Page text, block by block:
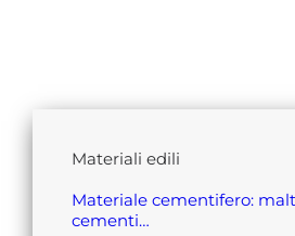
materiali edili
materiale cementifero: malte, rasanti, e
cementi…